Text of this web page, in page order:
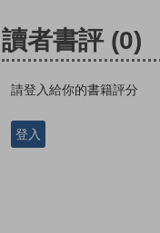
讀者書評 (0)
請登入給你的書籍評分
登入